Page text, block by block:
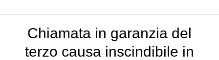
Chiamata in garanzia del
terzo causa inscindibile in